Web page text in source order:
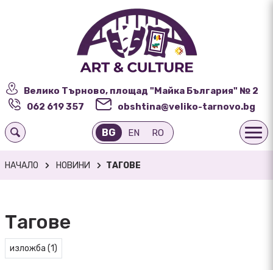
Велико Търново, площад "Майка България" № 2
062 619 357
obshtina@veliko-tarnovo.bg
BG EN RO
НАЧАЛО НОВИНИ ТАГОВЕ
Тагове
изложба (1)